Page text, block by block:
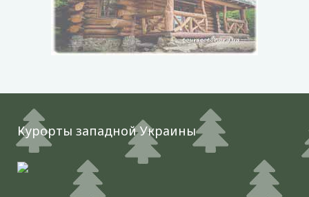
Курорты западной Украины